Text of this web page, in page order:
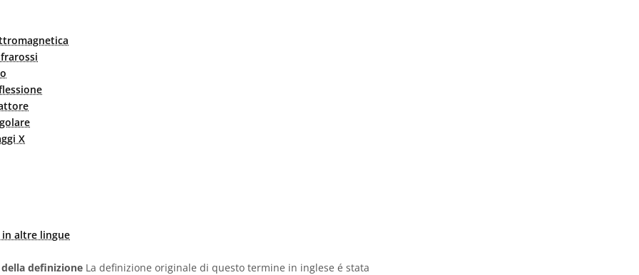
X
altre lingue
definizione La definizione originale di questo termine in inglese é stata